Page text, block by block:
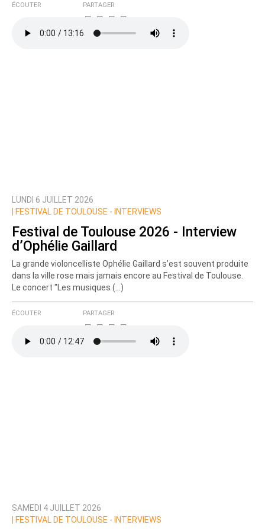
ÉCOUTER PARTAGER
LUNDI 6 JUILLET 2026
FESTIVAL DE TOULOUSE - INTERVIEWS
Festival de Toulouse 2026 - Interview
d’Ophélie Gaillard
La grande violoncelliste Ophélie Gaillard s’est souvent produite
dans la ville rose mais jamais encore au Festival de Toulouse.
Le concert "Les musiques (…)
ÉCOUTER PARTAGER
SAMEDI 4 JUILLET 2026
FESTIVAL DE TOULOUSE - INTERVIEWS